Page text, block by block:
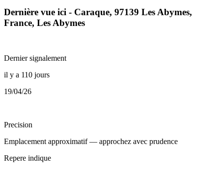
Dernière vue ici - Caraque, 97139 Les Abymes,
France, Les Abymes
Dernier signalement
il y a 110 jours
19/04/26
Precision
Emplacement approximatif — approchez avec prudence
Repere indique